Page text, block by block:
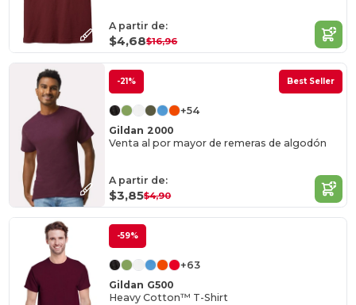
A partir de:
$4,68$16,96
-21% Best Seller
+54
Gildan 2000
Venta al por mayor de remeras de algodón
A partir de:
$3,85$4,90
-59%
+63
Gildan G500
Heavy Cotton™ T-Shirt